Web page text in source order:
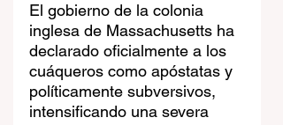
El gobierno de la colonia
inglesa de Massachusetts ha
declarado oficialmente a los
cuáqueros como apóstatas y
políticamente subversivos,
intensificando una severa